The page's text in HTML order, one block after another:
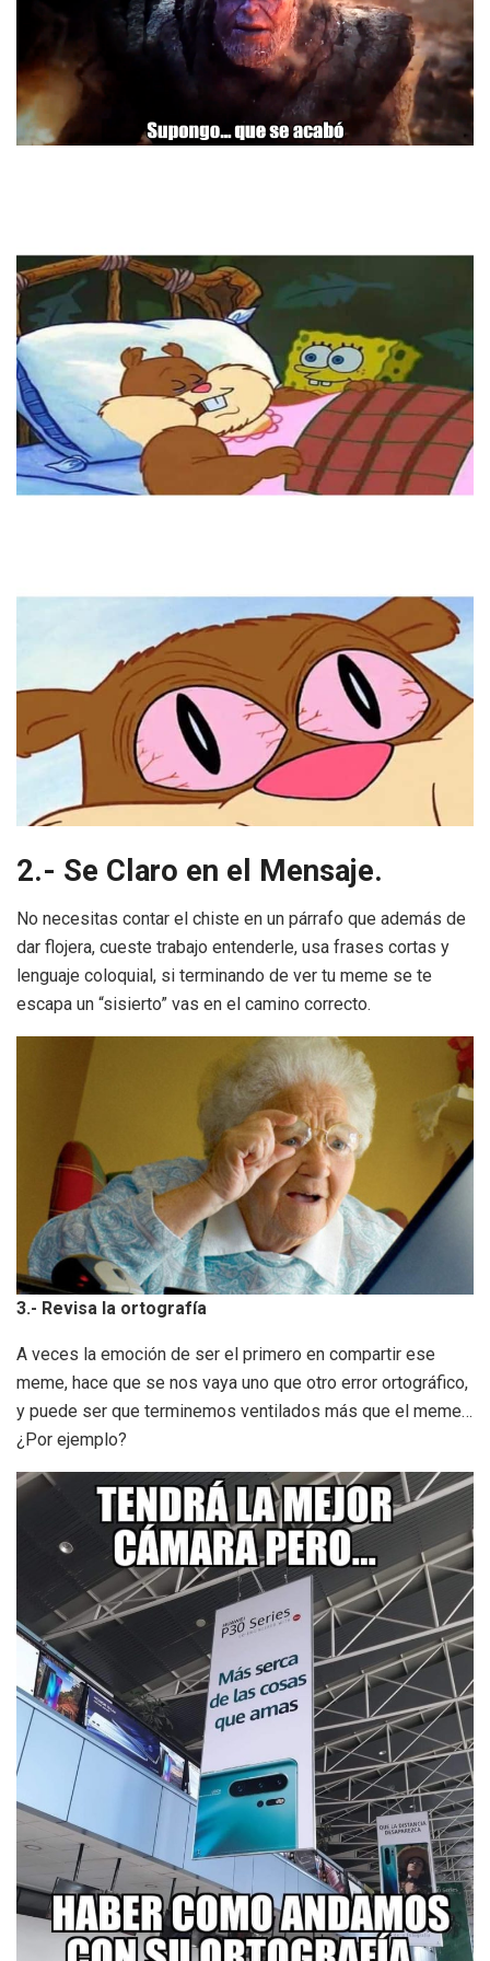
2.- Se Claro en el Mensaje.
No necesitas contar el chiste en un párrafo que además de
dar flojera, cueste trabajo entenderle, usa frases cortas y
lenguaje coloquial, si terminando de ver tu meme se te
escapa un “sisierto” vas en el camino correcto.
3.- Revisa la ortografía
A veces la emoción de ser el primero en compartir ese
meme, hace que se nos vaya uno que otro error ortográfico,
y puede ser que terminemos ventilados más que el meme…
¿Por ejemplo?